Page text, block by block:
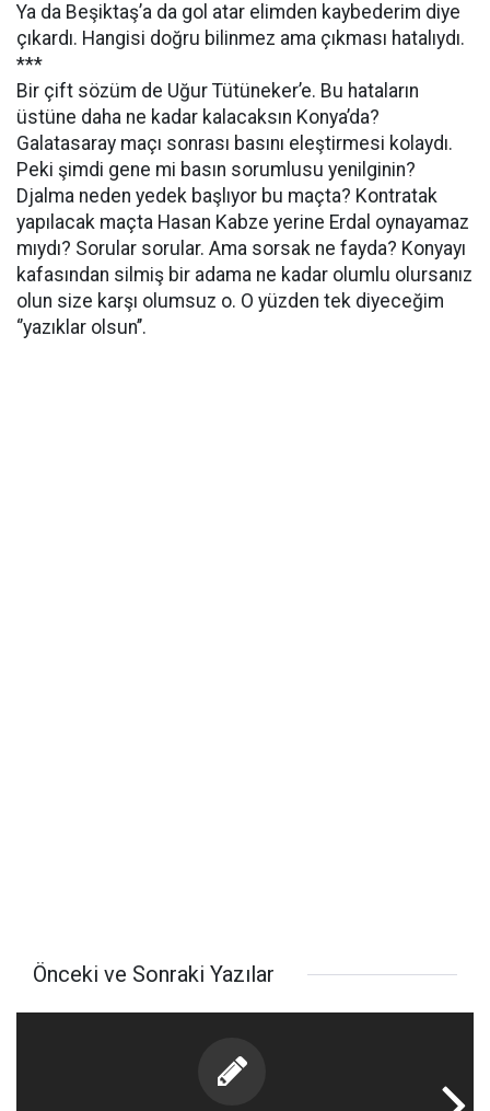
Ya da Beşiktaş’a da gol atar elimden kaybederim diye
çıkardı. Hangisi doğru bilinmez ama çıkması hatalıydı.
***
Bir çift sözüm de Uğur Tütüneker’e. Bu hataların
üstüne daha ne kadar kalacaksın Konya’da?
Galatasaray maçı sonrası basını eleştirmesi kolaydı.
Peki şimdi gene mi basın sorumlusu yenilginin?
Djalma neden yedek başlıyor bu maçta? Kontratak
yapılacak maçta Hasan Kabze yerine Erdal oynayamaz
mıydı? Sorular sorular. Ama sorsak ne fayda? Konyayı
kafasından silmiş bir adama ne kadar olumlu olursanız
olun size karşı olumsuz o. O yüzden tek diyeceğim
‘’yazıklar olsun’’.
Önceki ve Sonraki Yazılar